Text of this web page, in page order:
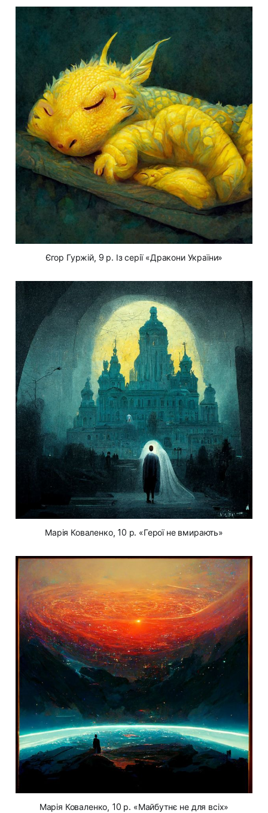
Єгор Гуржій, 9 р. Із серії «Дракони України»
Марія Коваленко, 10 р. «Герої не вмирають»
Марія Коваленко, 10 р. «Майбутнє не для всіх»